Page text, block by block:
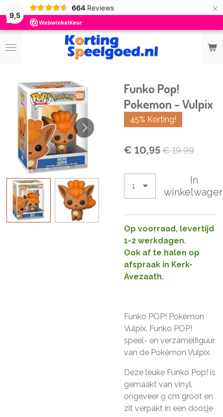
9,5
664 Reviews ×
Funko Pop!
Pokemon - Vulpix
45% Korting!
€ 10,95€ 19,99
In
Op voorraad, levertijd
1-2 werkdagen.
Ook af te halen op
afspraak in Kerk-
Avezaath.
Funko POP! Pokémon
Vulpix. Funko POP!
speel- en verzamelfiguur
van de Pokémon Vulpix.
Deze leuke Funko Pop! is
gemaakt van vinyl,
ongeveer 9 cm groot en
zit verpakt in een doosje